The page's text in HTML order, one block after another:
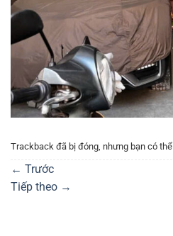
Trackback đã bị đóng, nhưng bạn có thể
← Trước
Tiếp theo →